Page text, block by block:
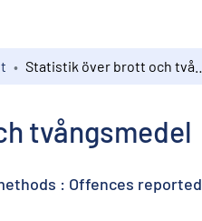
tvångsmedel
: Offences